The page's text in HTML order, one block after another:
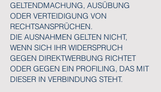
GELTENDMACHUNG, AUSÜBUNG
ODER VERTEIDIGUNG VON
RECHTSANSPRÜCHEN.
DIE AUSNAHMEN GELTEN NICHT,
WENN SICH IHR WIDERSPRUCH
GEGEN DIREKTWERBUNG RICHTET
ODER GEGEN EIN PROFILING, DAS MIT
DIESER IN VERBINDUNG STEHT.